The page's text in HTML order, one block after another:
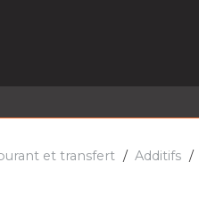
et transfert Additifs